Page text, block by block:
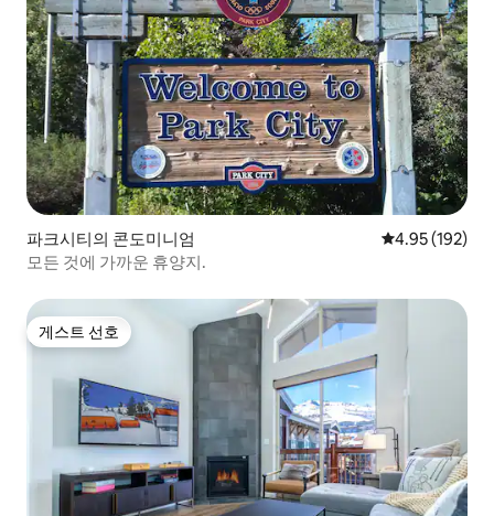
파크시티의 콘도미니엄 평점 4.95점(5
4.95 (192)
모든 것에 가까운 휴양지.
게스트 선호
게스트 선호